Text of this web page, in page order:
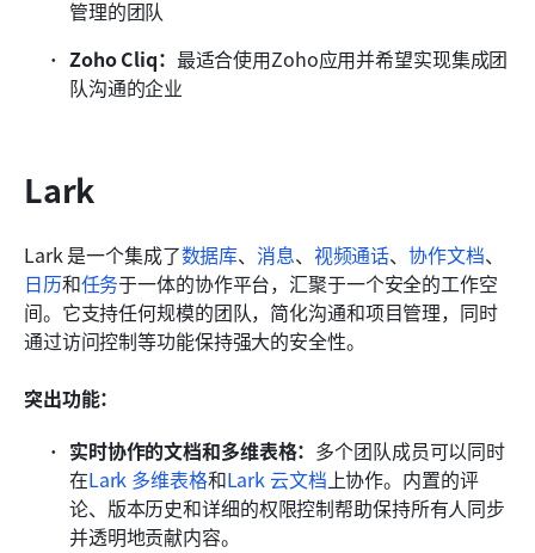
管理的团队
Zoho Cliq： 最适合使用Zoho应用并希望实现集成团
队沟通的企业
Lark
Lark 是一个集成了数据库、消息、 视频通话、协作文档、
日历和任务于一体的协作平台，汇聚于一个安全的工作空
间。它支持任何规模的团队，简化沟通和项目管理，同时
通过访问控制等功能保持强大的安全性。
突出功能：
实时协作的文档和多维表格： 多个团队成员可以同时
在Lark 多维表格和Lark 云文档上协作。内置的评
论、版本历史和详细的权限控制帮助保持所有人同步
并透明地贡献内容。